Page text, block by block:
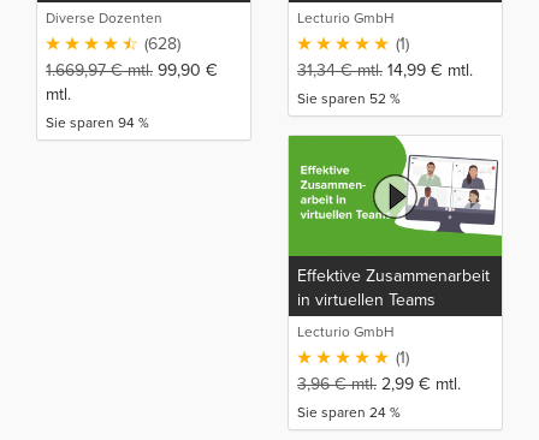
Diverse Dozenten
(628)
1.669,97€mtl. 99,90 €
mtl.
Sie sparen 94 %
Lecturio GmbH
(1)
31,34€mtl. 14,99 € mtl.
Sie sparen 52 %
Effektive Zusammenarbeit
in virtuellen Teams
Lecturio GmbH
(1)
3,96€mtl. 2,99 € mtl.
Sie sparen 24 %